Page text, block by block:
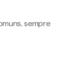
sempre